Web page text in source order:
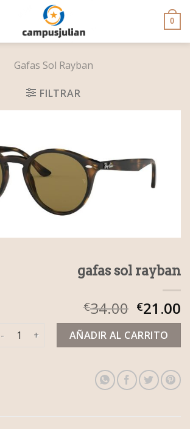
0
Gafas Sol Rayban
FILTRAR
gafas sol rayban
€34.00 €21.00
gafas sol rayban cantidadAÑADIR AL CARRITO